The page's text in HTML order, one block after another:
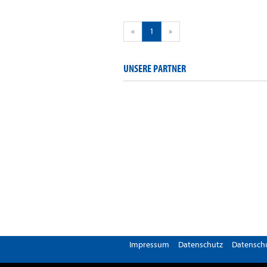
« 1 »
UNSERE PARTNER
Impressum Datenschutz